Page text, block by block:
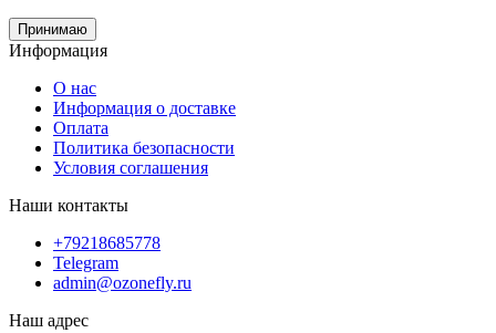
Принимаю
Информация
О нас
Информация о доставке
Оплата
Политика безопасности
Условия соглашения
Наши контакты
+79218685778
Telegram
admin@ozonefly.ru
Наш адрес